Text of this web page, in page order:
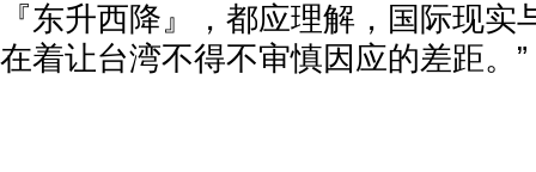
『东升西降』，都应理解，国际现
在着让台湾不得不审慎因应的差距。”